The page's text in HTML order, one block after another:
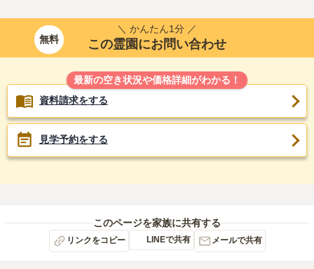
無料
＼ かんたん1分 ／
この霊園にお問い合わせ
最新の空き状況や価格詳細がわかる！
資料請求をする
見学予約をする
このページを家族に共有する
リンクをコピー LINEで共有 メールで共有